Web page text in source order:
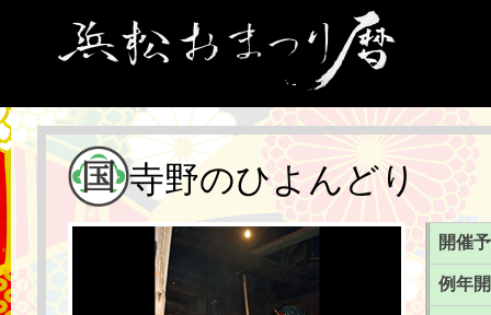
寺野のひよんどり
開催
例年